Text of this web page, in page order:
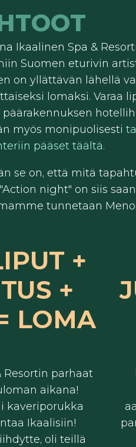
Ikaalinen Spa &
Suomen eturivin
on yllättävän lähellä
lomaksi. Varaa
myös monipuolisesti
pääset täältä.
se on, että mitä
night" on siis
tunnetaan
+
+
LOMA
Resortin parhaat
aikana!
kaveriporukka
Ikaalisiin!
oli teillä